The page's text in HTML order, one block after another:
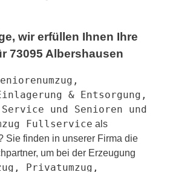
wir erfüllen Ihnen Ihre
73095 Albershausen
& Entsorgung,
Service und Senioren und
Fullservice als
Sie finden in unserer Firma die
um bei der Erzeugung
Privatumzug,